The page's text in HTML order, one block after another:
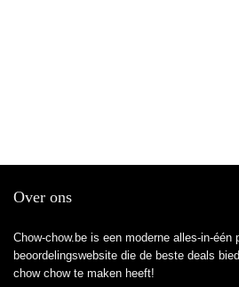
Over ons
Chow-chow.be is een moderne alles-in-één
beoordelingswebsite die de beste deals
chow chow te maken heeft!